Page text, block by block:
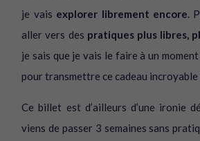
je vais explorer librement encore .
aller vers des pratiques plus libres,
je sais que je vais le faire à un
pour transmettre ce cadeau incroyable
Ce billet est d’ailleurs d’une ironie
viens de passer 3 semaines sans